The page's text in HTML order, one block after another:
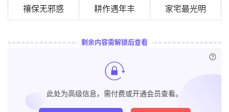
禳保无邪惑
耕作遇年丰
家宅最光明
剩余内容需解锁后查看
此处为高级信息，需付费或开通会员查看。